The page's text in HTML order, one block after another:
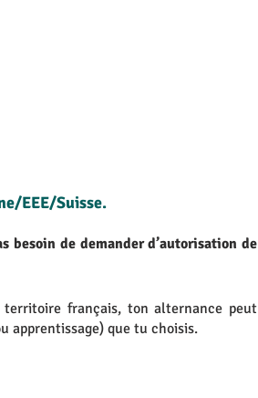
EEE/Suisse.
besoin de demander d’autorisation de
français, ton alternance peut
apprentissage) que tu choisis.